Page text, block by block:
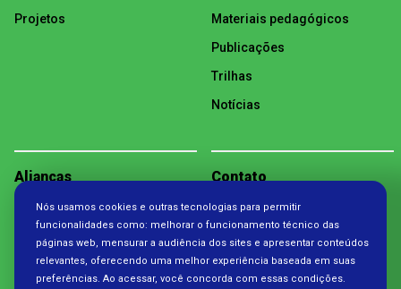
Projetos
Materiais pedagógicos
Publicações
Trilhas
Notícias
Alianças Contato
Política de Privacidade
Nós usamos cookies e outras tecnologias para permitir
funcionalidades como: melhorar o funcionamento técnico das
páginas web, mensurar a audiência dos sites e apresentar conteúdos
relevantes, oferecendo uma melhor experiência baseada em suas
preferências. Ao acessar, você concorda com essas condições.